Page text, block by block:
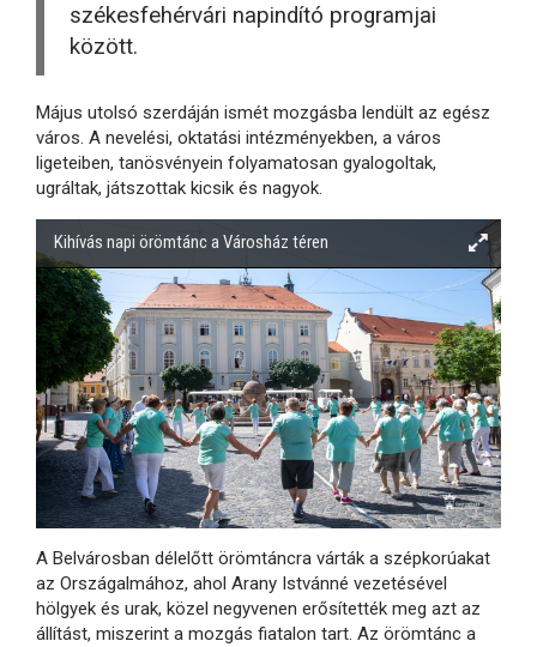
székesfehérvári napindító programjai
között.
Május utolsó szerdáján ismét mozgásba lendült az egész
város. A nevelési, oktatási intézményekben, a város
ligeteiben, tanösvényein folyamatosan gyalogoltak,
ugráltak, játszottak kicsik és nagyok.
Kihívás napi örömtánc a Városház téren
A Belvárosban délelőtt örömtáncra várták a szépkorúakat
az Országalmához, ahol Arany Istvánné vezetésével
hölgyek és urak, közel negyvenen erősítették meg azt az
állítást, miszerint a mozgás fiatalon tart. Az örömtánc a